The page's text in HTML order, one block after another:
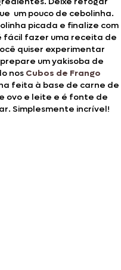
um pouco de cebolinha.
picada e finalize com
fácil fazer uma receita de
quiser experimentar
um yakisoba de
nos Cubos de Frango
feita à base de carne de
ovo e leite e é fonte de
Simplesmente incrível!